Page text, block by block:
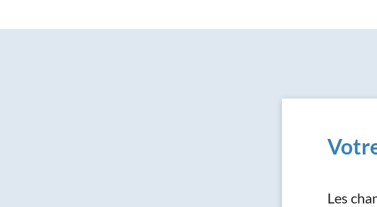
Les